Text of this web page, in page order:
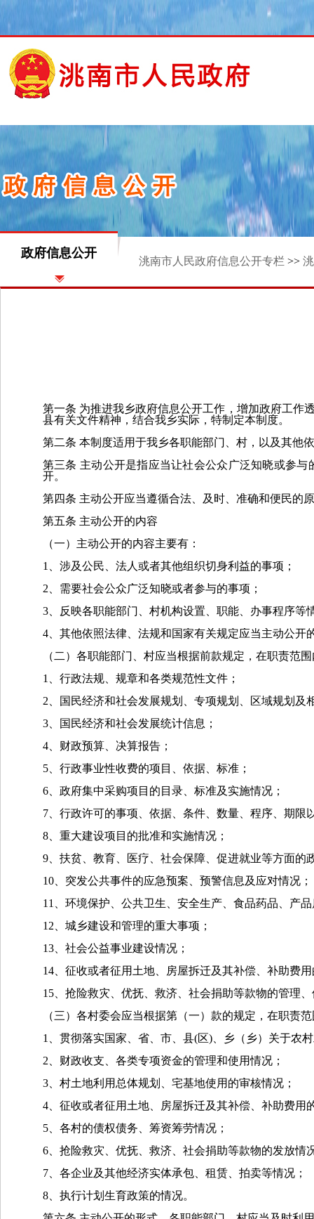
政府信息公开
洮南市人民政府信息公开专栏 >>
第一条 为推进我乡政府信息公开工作，增加政府工作
县有关文件精神，结合我乡实际，特制定本制度。
第二条 本制度适用于我乡各职能部门、村，以及其他
第三条 主动公开是指应当让社会公众广泛知晓或参与
开。
第四条 主动公开应当遵循合法、及时、准确和便民的
第五条 主动公开的内容
（一）主动公开的内容主要有：
1、涉及公民、法人或者其他组织切身利益的事项；
2、需要社会公众广泛知晓或者参与的事项；
3、反映各职能部门、村机构设置、职能、办事程序等
4、其他依照法律、法规和国家有关规定应当主动公开
（二）各职能部门、村应当根据前款规定，在职责范
1、行政法规、规章和各类规范性文件；
2、国民经济和社会发展规划、专项规划、区域规划及
3、国民经济和社会发展统计信息；
4、财政预算、决算报告；
5、行政事业性收费的项目、依据、标准；
6、政府集中采购项目的目录、标准及实施情况；
7、行政许可的事项、依据、条件、数量、程序、期
8、重大建设项目的批准和实施情况；
9、扶贫、教育、医疗、社会保障、促进就业等方面的
10、突发公共事件的应急预案、预警信息及应对情况；
11、环境保护、公共卫生、安全生产、食品药品、产
12、城乡建设和管理的重大事项；
13、社会公益事业建设情况；
14、征收或者征用土地、房屋拆迁及其补偿、补助费
15、抢险救灾、优抚、救济、社会捐助等款物的管理
（三）各村委会应当根据第（一）款的规定，在职责
1、贯彻落实国家、省、市、县(区)、乡（ 乡）关于农
2、财政收支、各类专项资金的管理和使用情况；
3、村土地利用总体规划、宅基地使用的审核情况；
4、征收或者征用土地、房屋拆迁及其补偿、补助费用
5、各村的债权债务、筹资筹劳情况；
6、抢险救灾、优抚、救济、社会捐助等款物的发放情
7、各企业及其他经济实体承包、租赁、拍卖等情况；
8、执行计划生育政策的情况。